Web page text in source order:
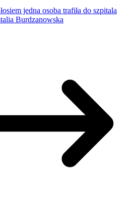
jedna osoba trafiła do szpitala
Burdzanowska